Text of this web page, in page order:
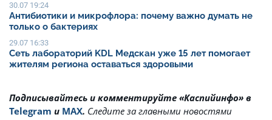
30.07 19:24
Антибиотики и микрофлора: почему важно думать не
только о бактериях
29.07 16:33
Сеть лабораторий KDL Медскан уже 15 лет помогает
жителям региона оставаться здоровыми
Подписывайтесь и комментируйте «Каспийинфо» в
Telegram и MAX. Cледите за главными новостями